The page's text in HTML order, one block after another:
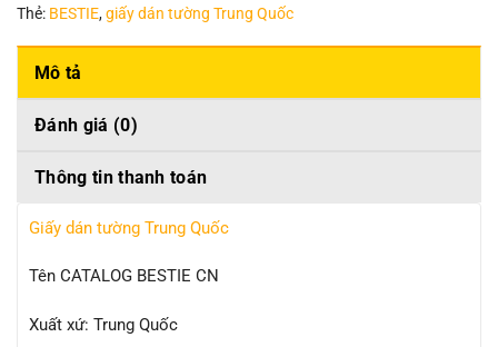
Thẻ: BESTIE,giấy dán tường Trung Quốc
Mô tả
Đánh giá (0)
Thông tin thanh toán
Giấy dán tường Trung Quốc
Tên CATALOG BESTIE CN
Xuất xứ: Trung Quốc